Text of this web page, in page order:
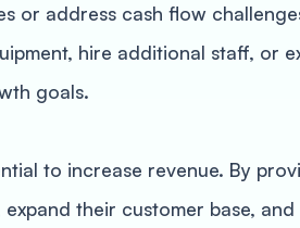
or address cash flow
hire additional staff, or
goals.
to increase revenue. By
their customer base,